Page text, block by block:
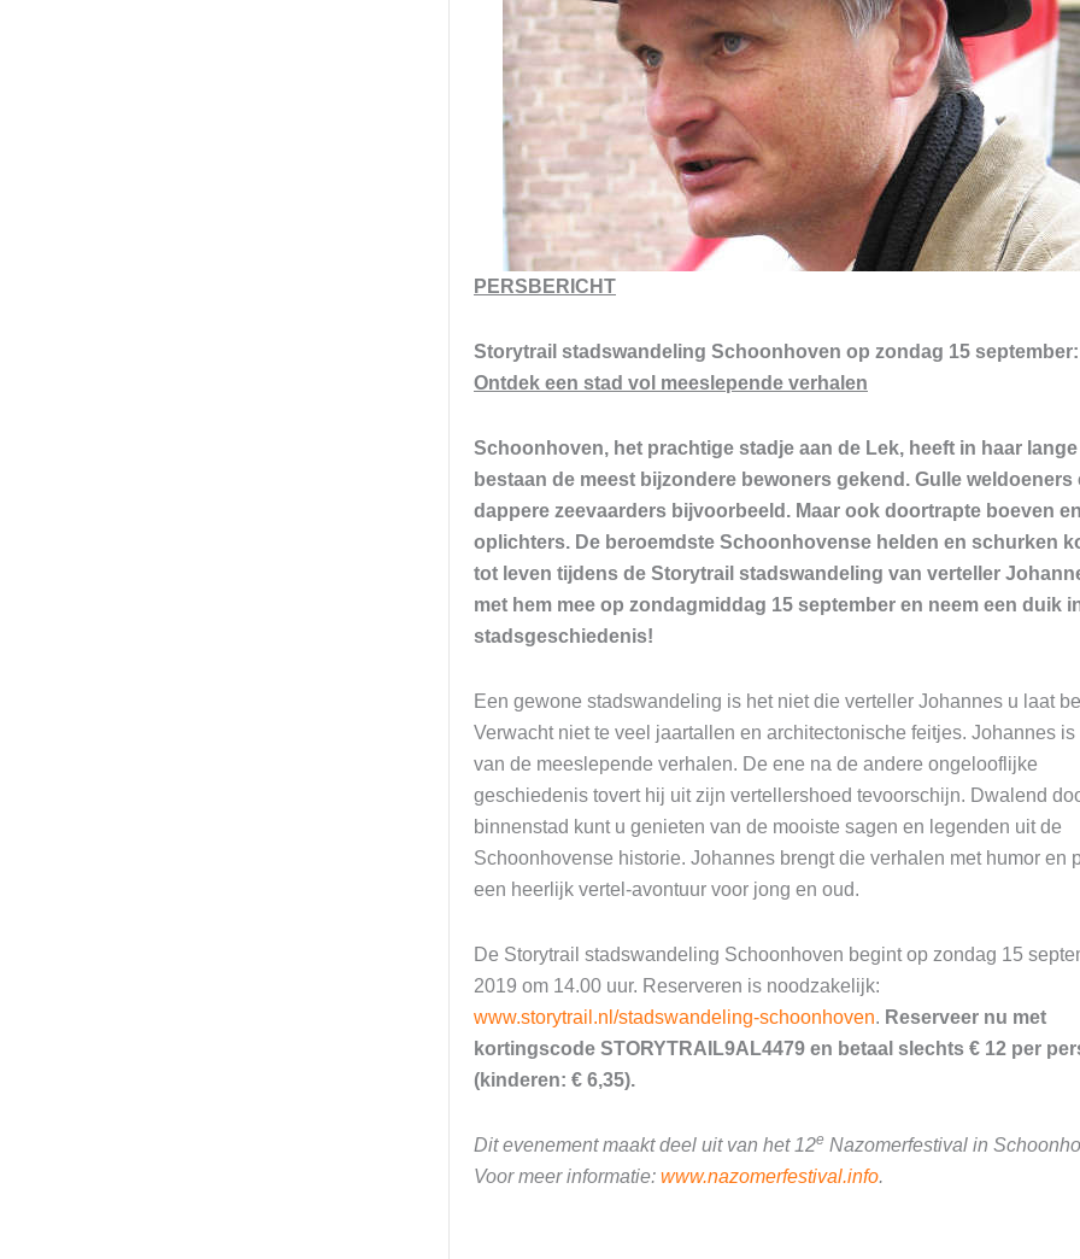
PERSBERICHT
Storytrail stadswandeling Schoonhoven op zondag 15 september:
Ontdek een stad vol meeslepende verhalen
Schoonhoven, het prachtige stadje aan de Lek, heeft in haar lange
bestaan de meest bijzondere bewoners gekend. Gulle weldoeners
dappere zeevaarders bijvoorbeeld. Maar ook doortrapte boeven
oplichters. De beroemdste Schoonhovense helden en schurken
tot leven tijdens de Storytrail stadswandeling van verteller
met hem mee op zondagmiddag 15 september en neem een duik
stadsgeschiedenis!
Een gewone stadswandeling is het niet die verteller Johannes u laat
Verwacht niet te veel jaartallen en architectonische feitjes. Johannes is
van de meeslepende verhalen. De ene na de andere ongelooflijke
geschiedenis tovert hij uit zijn vertellershoed tevoorschijn. Dwalend
binnenstad kunt u genieten van de mooiste sagen en legenden uit de
Schoonhovense historie. Johannes brengt die verhalen met humor en
een heerlijk vertel-avontuur voor jong en oud.
De Storytrail stadswandeling Schoonhoven begint op zondag 15
2019 om 14.00 uur. Reserveren is noodzakelijk:
www.storytrail.nl/stadswandeling-schoonhoven. Reserveer nu met
kortingscode STORYTRAIL9AL4479 en betaal slechts € 12 per
(kinderen: € 6,35).
Dit evenement maakt deel uit van het 12e Nazomerfestival in
Voor meer informatie: www.nazomerfestival.info.